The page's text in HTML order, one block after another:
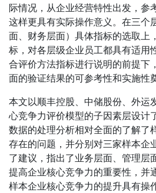
际情况，从企业经营特性出发，参
这样更具有实际操作意义。在三个
面、财务层面）具体指标的选取上
标，对各层级企业员工都具有适用
合评价方法指标进行说明的前提下
面的验证结果的可参考性和实施性
本文以顺丰控股、中储股份、外运
心竞争力评价模型的子因素层设计
数据的处理分析相对全面的了解了
存在的问题，并分别对三家样本企
了建议，指出了业务层面、管理层
提高企业核心竞争力的重要性，并
样本企业核心竞争力的提升具有操